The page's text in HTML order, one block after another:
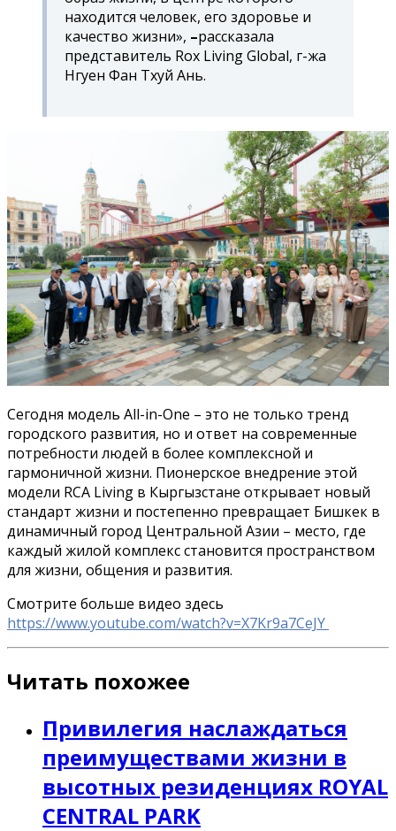
находится человек, его здоровье и
качество жизни», –рассказала
представитель Rox Living Global, г-жа
Нгуен Фан Тхуй Ань.
Сегодня модель All-in-One – это не только тренд
городского развития, но и ответ на современные
потребности людей в более комплексной и
гармоничной жизни. Пионерское внедрение этой
модели RCA Living в Кыргызстане открывает новый
стандарт жизни и постепенно превращает Бишкек в
динамичный город Центральной Азии – место, где
каждый жилой комплекс становится пространством
для жизни, общения и развития.
Смотрите больше видео здесь
https://www.youtube.com/watch?v=X7Kr9a7CeJY
Читать похожее
Привилегия наслаждаться
преимуществами жизни в
высотных резиденциях ROYAL
CENTRAL PARK